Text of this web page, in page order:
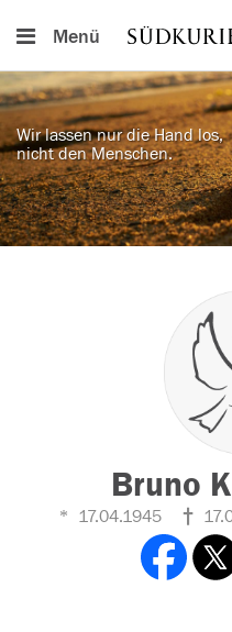
Menü
Wir lassen nur die Hand los,
nicht den Menschen.
Bruno
17.04.1945